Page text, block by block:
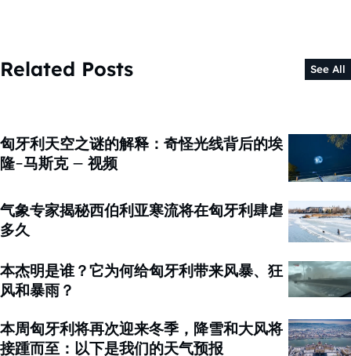
Related Posts See All
匈牙利天空之谜的解释：奇怪光线背后的埃
隆-马斯克 – 视频
气象专家揭秘西伯利亚寒流将在匈牙利肆虐
多久
本杰明是谁？它为何给匈牙利带来风暴、狂
风和暴雨？
本周匈牙利将再次迎来冬季，降雪和大风将
接踵而至：以下是我们的天气预报